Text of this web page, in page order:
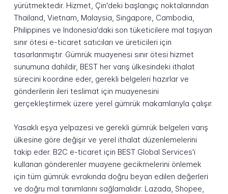
yürütmektedir. Hizmet, Çin'deki başlangıç noktalarından
Thailand, Vietnam, Malaysia, Singapore, Cambodia,
Philippines ve Indonesia'daki son tüketicilere mal taşıyan
sınır ötesi e-ticaret satıcıları ve üreticileri için
tasarlanmıştır. Gümrük muayenesi sınır ötesi hizmet
sunumuna dahildir, BEST her varış ülkesindeki ithalat
sürecini koordine eder, gerekli belgeleri hazırlar ve
gönderilerin ileri teslimat için muayenesini
gerçekleştirmek üzere yerel gümrük makamlarıyla çalışır.
Yasaklı eşya yelpazesi ve gerekli gümrük belgeleri varış
ülkesine göre değişir ve yerel ithalat düzenlemelerini
takip eder. B2C e-ticaret için BEST Global Services'i
kullanan gönderenler muayene gecikmelerini önlemek
için tüm gümrük evrakında doğru beyan edilen değerleri
ve doğru mal tanımlarını sağlamalıdır. Lazada, Shopee,